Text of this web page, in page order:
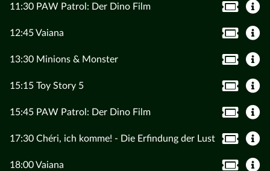
11:30 PAW Patrol: Der Dino Film
12:45 Vaiana
13:30 Minions & Monster
15:15 Toy Story 5
15:45 PAW Patrol: Der Dino Film
17:30 Chéri, ich komme! - Die Erfindung der Lust
18:00 Vaiana